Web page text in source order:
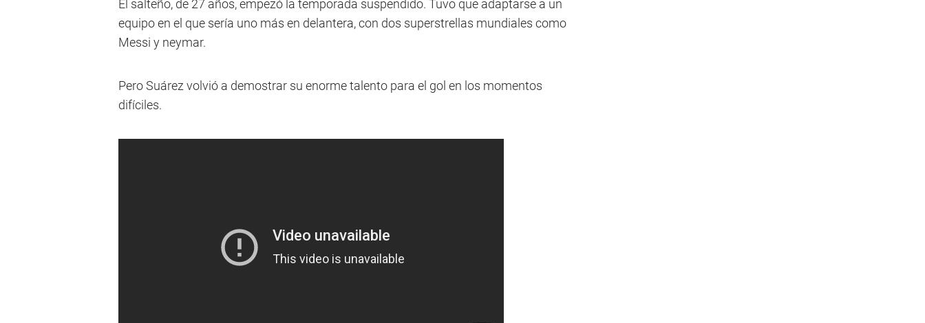
El salteño, de 27 años, empezó la temporada suspendido. Tuvo que adaptarse a un
equipo en el que sería uno más en delantera, con dos superstrellas mundiales como
Messi y neymar.
Pero Suárez volvió a demostrar su enorme talento para el gol en los momentos
difíciles.